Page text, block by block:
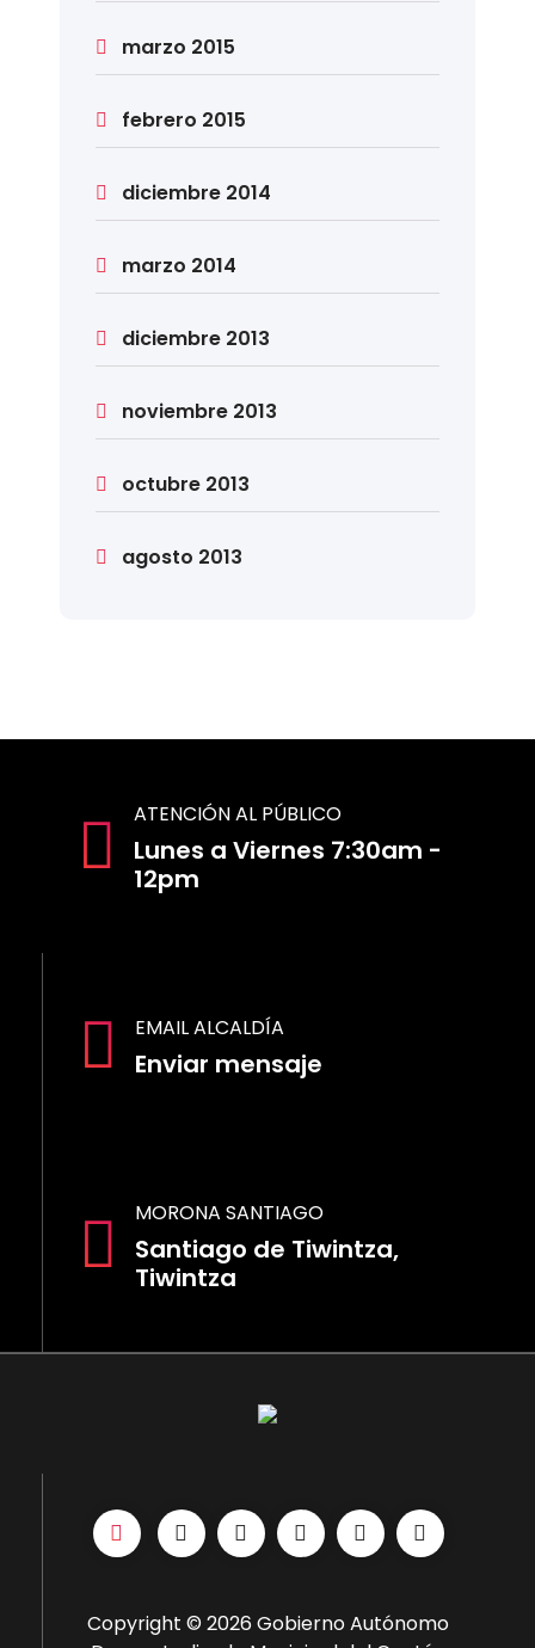
marzo 2015
febrero 2015
diciembre 2014
marzo 2014
diciembre 2013
noviembre 2013
octubre 2013
agosto 2013
ATENCIÓN AL PÚBLICO
Lunes a Viernes 7:30am -
12pm
EMAIL ALCALDÍA
Enviar mensaje
MORONA SANTIAGO
Santiago de Tiwintza,
Tiwintza
Copyright © 2026 Gobierno Autónomo